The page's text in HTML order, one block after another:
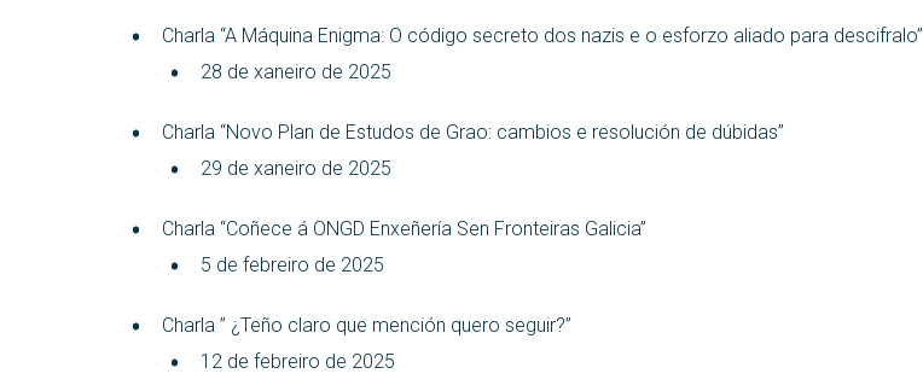
Charla “A Máquina Enigma: O código secreto dos nazis e o esforzo aliado para descifralo”
28 de xaneiro de 2025
Charla “Novo Plan de Estudos de Grao: cambios e resolución de dúbidas”
29 de xaneiro de 2025
Charla “Coñece á ONGD Enxeñería Sen Fronteiras Galicia”
5 de febreiro de 2025
Charla ” ¿Teño claro que mención quero seguir?”
12 de febreiro de 2025